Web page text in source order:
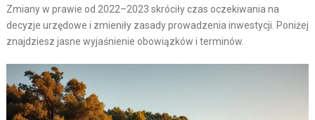
Zmiany w prawie od 2022–2023 skróciły czas oczekiwania na
decyzje urzędowe i zmieniły zasady prowadzenia inwestycji. Poniżej
znajdziesz jasne wyjaśnienie obowiązków i terminów.